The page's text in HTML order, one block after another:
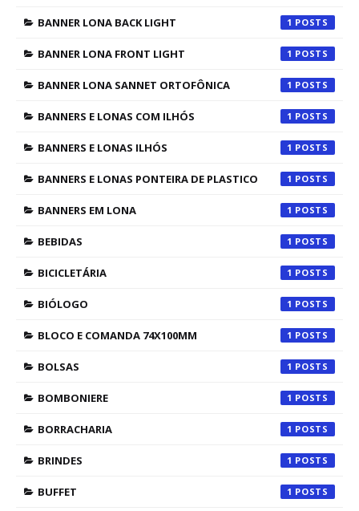
BANNER LONA BACK LIGHT 1
BANNER LONA FRONT LIGHT 1
BANNER LONA SANNET ORTOFÔNICA 1
BANNERS E LONAS COM ILHÓS 1
BANNERS E LONAS ILHÓS 1
BANNERS E LONAS PONTEIRA DE PLASTICO 1
BANNERS EM LONA 1
BEBIDAS 1
BICICLETÁRIA 1
BIÓLOGO 1
BLOCO E COMANDA 74X100MM 1
BOLSAS 1
BOMBONIERE 1
BORRACHARIA 1
BRINDES 1
BUFFET 1